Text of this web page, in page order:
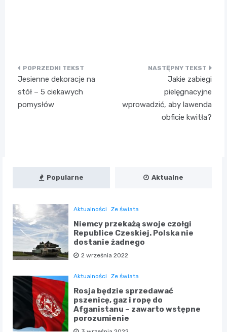
Nawigacja
wpisu
Jesienne dekoracje na
stół – 5 ciekawych
pomysłów
Jakie zabiegi
pielęgnacyjne
wprowadzić, aby lawenda
obficie kwitła?
Popularne Aktualne
Aktualności Ze świata
Niemcy przekażą swoje czołgi
Republice Czeskiej. Polska nie
dostanie żadnego
2 września 2022
Aktualności Ze świata
Rosja będzie sprzedawać
pszenicę, gaz i ropę do
Afganistanu – zawarto wstępne
porozumienie